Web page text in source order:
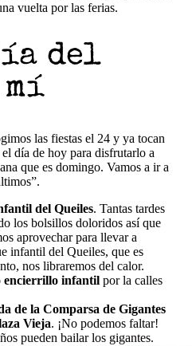
vuelta por las ferias.
del
mí
las fiestas el 24 y ya tocan
día de hoy para disfrutarlo a
que es domingo. Vamos a ir a
del Queiles. Tantas tardes
los bolsillos doloridos así que
aprovechar para llevar a
infantil del Queiles, que es
nos libraremos del calor.
encierrillo infantil por la calles
de la Comparsa de Gigantes
Vieja. ¡No podemos faltar!
pueden bailar los gigantes.